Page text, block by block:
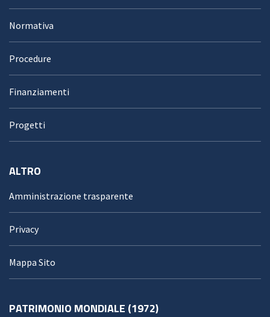
Normativa
Procedure
Finanziamenti
Progetti
ALTRO
Amministrazione trasparente
Privacy
Mappa Sito
PATRIMONIO MONDIALE (1972)